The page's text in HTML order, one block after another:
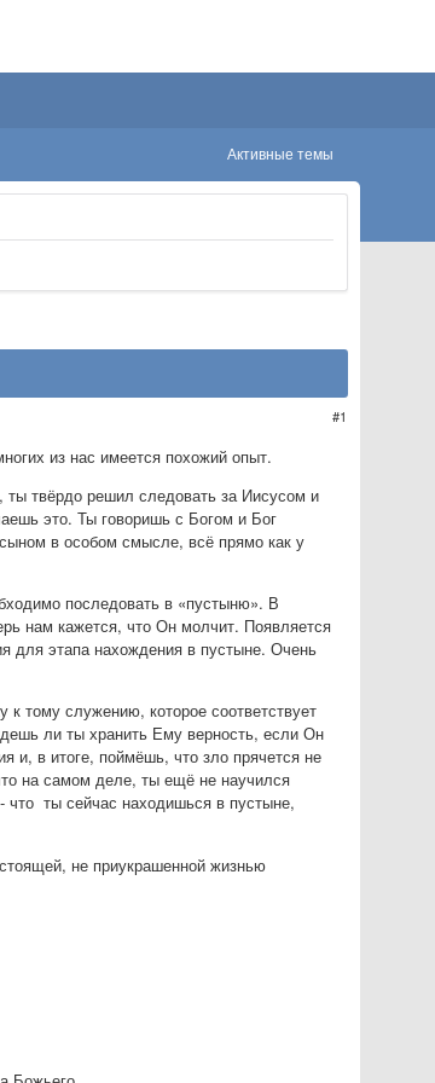
Активные темы
1
из нас имеется похожий опыт.
ты твёрдо решил следовать за Иисусом и
это. Ты говоришь с Богом и Бог
в особом смысле, всё прямо как у
последовать в «пустыню». В
нам кажется, что Он молчит. Появляется
для этапа нахождения в пустыне. Очень
тому служению, которое соответствует
ли ты хранить Ему верность, если Он
и, в итоге, поймёшь, что зло прячется не
на самом деле, ты ещё не научился
что ты сейчас находишься в пустыне,
не приукрашенной жизнью